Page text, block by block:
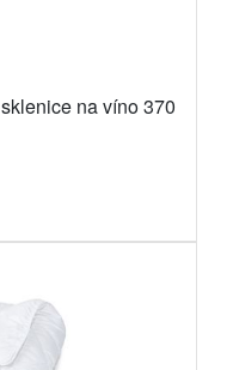
na víno 370